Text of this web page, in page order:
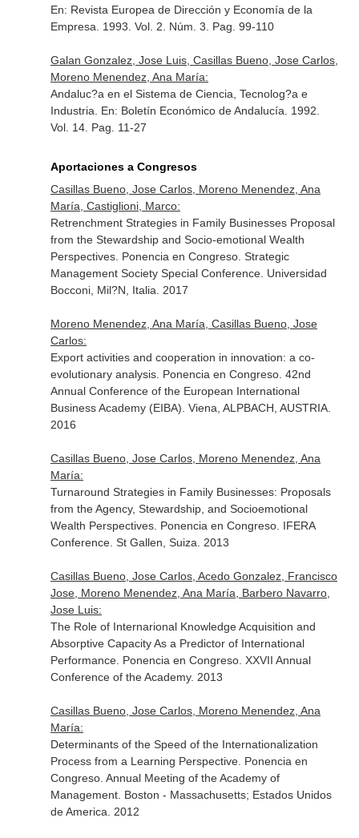
En: Revista Europea de Dirección y Economía de la
Empresa . 1993. Vol. 2. Núm. 3. Pag. 99-110
Galan Gonzalez, Jose Luis, Casillas Bueno, Jose Carlos,
Moreno Menendez, Ana María:
Andaluc?a en el Sistema de Ciencia, Tecnolog?a e
Industria. En: Boletín Económico de Andalucía . 1992.
Vol. 14. Pag. 11-27
Aportaciones a Congresos
Casillas Bueno, Jose Carlos, Moreno Menendez, Ana
María, Castiglioni, Marco:
Retrenchment Strategies in Family Businesses Proposal
from the Stewardship and Socio-emotional Wealth
Perspectives. Ponencia en Congreso. Strategic
Management Society Special Conference. Universidad
Bocconi, Mil?N, Italia. 2017
Moreno Menendez, Ana María, Casillas Bueno, Jose
Carlos:
Export activities and cooperation in innovation: a co-
evolutionary analysis. Ponencia en Congreso. 42nd
Annual Conference of the European International
Business Academy (EIBA). Viena, ALPBACH, AUSTRIA.
2016
Casillas Bueno, Jose Carlos, Moreno Menendez, Ana
María:
Turnaround Strategies in Family Businesses: Proposals
from the Agency, Stewardship, and Socioemotional
Wealth Perspectives. Ponencia en Congreso. IFERA
Conference. St Gallen, Suiza. 2013
Casillas Bueno, Jose Carlos, Acedo Gonzalez, Francisco
Jose, Moreno Menendez, Ana María, Barbero Navarro,
Jose Luis:
The Role of Internarional Knowledge Acquisition and
Absorptive Capacity As a Predictor of International
Performance. Ponencia en Congreso. XXVII Annual
Conference of the Academy. 2013
Casillas Bueno, Jose Carlos, Moreno Menendez, Ana
María:
Determinants of the Speed of the Internationalization
Process from a Learning Perspective. Ponencia en
Congreso. Annual Meeting of the Academy of
Management. Boston - Massachusetts; Estados Unidos
de America. 2012